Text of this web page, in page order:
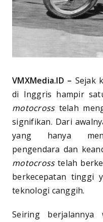
VMXMedia.ID – Sejak
di Inggris hampir
motocrosstelah
signifikan. Dari
yang hanya
pengendara dan
motocrosstelah
berkecepatan tinggi
teknologi canggih.
Seiring berjalannya